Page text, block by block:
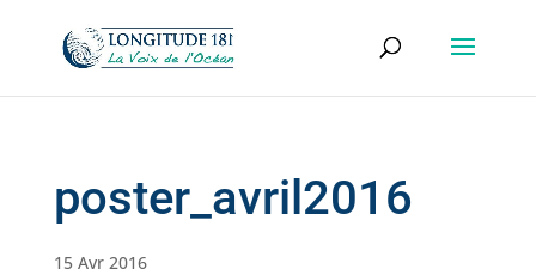
poster_avril2016
15 Avr 2016